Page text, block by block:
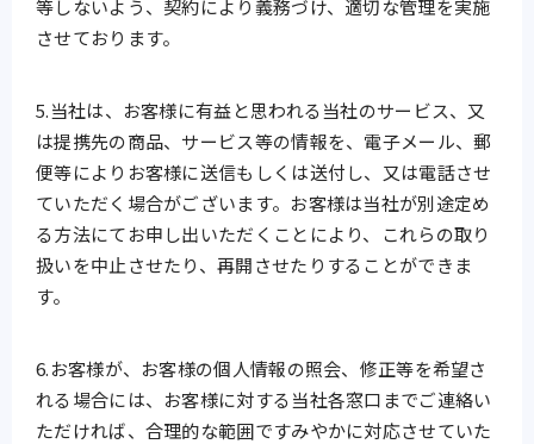
等しないよう、契約により義務づけ、適切な管理を実施
させております。
5.当社は、お客様に有益と思われる当社のサービス、又
は提携先の商品、サービス等の情報を、電子メール、郵
便等によりお客様に送信もしくは送付し、又は電話させ
ていただく場合がございます。お客様は当社が別途定め
る方法にてお申し出いただくことにより、これらの取り
扱いを中止させたり、再開させたりすることができま
す。
6.お客様が、お客様の個人情報の照会、修正等を希望さ
れる場合には、お客様に対する当社各窓口までご連絡い
ただければ、合理的な範囲ですみやかに対応させていた